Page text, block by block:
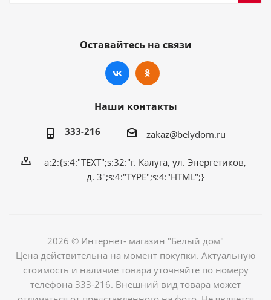
Оставайтесь на связи
Наши контакты
333-216 zakaz@belydom.ru
a:2:{s:4:"TEXT";s:32:"г. Калуга, ул. Энергетиков,
д. 3";s:4:"TYPE";s:4:"HTML";}
2026 © Интернет- магазин "Белый дом"
Цена действительна на момент покупки. Актуальную
стоимость и наличие товара уточняйте по номеру
телефона 333-216. Внешний вид товара может